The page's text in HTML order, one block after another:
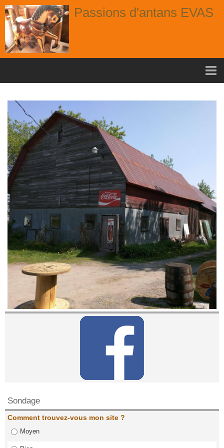
Passions d'antans EVAS
nouvelle arrivage aout
Album
Portes
Fenêtres
Chaises
Contact
Contactez nous!
Sondage
Comment trouvez-vous mon site ?
Moyen